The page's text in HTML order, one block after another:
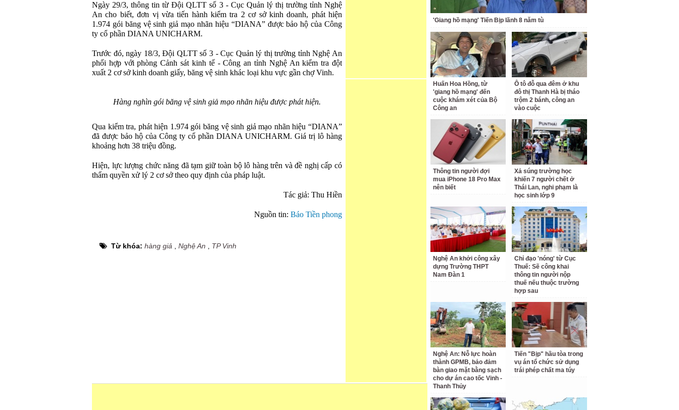
Ngày 29/3, thông tin từ Đội QLTT số 3 - Cục Quản lý thị trường tỉnh Nghệ
An cho biết, đơn vị vừa tiến hành kiểm tra 2 cơ sở kinh doanh, phát hiện
1.974 gói băng vệ sinh giả mạo nhãn hiệu “DIANA” được bảo hộ của Công
ty cổ phần DIANA UNICHARM.
Trước đó, ngày 18/3, Đội QLTT số 3 - Cục Quản lý thị trường tỉnh Nghệ An
phối hợp với phòng Cảnh sát kinh tế - Công an tỉnh Nghệ An kiểm tra đột
xuất 2 cơ sở kinh doanh giấy, băng vệ sinh khác loại khu vực gần chợ Vinh.
Hàng nghìn gói băng vệ sinh giả mạo nhãn hiệu được phát hiện.
Qua kiểm tra, phát hiện 1.974 gói băng vệ sinh giả mạo nhãn hiệu “DIANA”
đã được bảo hộ của Công ty cổ phần DIANA UNICHARM. Giá trị lô hàng
khoảng hơn 38 triệu đồng.
Hiện, lực lượng chức năng đã tạm giữ toàn bộ lô hàng trên và đề nghị cấp có
thẩm quyền xử lý 2 cơ sở theo quy định của pháp luật.
Tác giả: Thu Hiền
Nguồn tin: Báo Tiền phong
Từ khóa: hàng giả Nghệ An TP Vinh
'Giang hồ mạng' Tiến Bịp lãnh 8 năm tù
Huấn Hoa Hồng, từ
'giang hồ mạng' đến
cuộc khám xét của Bộ
Công an
Ô tô đỗ qua đêm ở khu
đô thị Thanh Hà bị tháo
trộm 2 bánh, công an
vào cuộc
Thông tin người đợi
mua iPhone 18 Pro Max
nên biết
Xả súng trường học
khiến 7 người chết ở
Thái Lan, nghi phạm là
học sinh lớp 9
Nghệ An khởi công xây
dựng Trường THPT
Nam Đàn 1
Chỉ đạo 'nóng' từ Cục
Thuế: Sẽ công khai
thông tin người nộp
thuế nếu thuộc trường
hợp sau
Nghệ An: Nỗ lực hoàn
thành GPMB, bảo đảm
bàn giao mặt bằng sạch
cho dự án cao tốc Vinh -
Thanh Thủy
Tiến "Bịp" hầu tòa trong
vụ án tổ chức sử dụng
trái phép chất ma túy